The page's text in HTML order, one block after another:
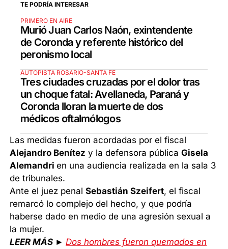
TE PODRÍA INTERESAR
PRIMERO EN AIRE
Murió Juan Carlos Naón, exintendente
de Coronda y referente histórico del
peronismo local
AUTOPISTA ROSARIO-SANTA FE
Tres ciudades cruzadas por el dolor tras
un choque fatal: Avellaneda, Paraná y
Coronda lloran la muerte de dos
médicos oftalmólogos
Las medidas fueron acordadas por el fiscal
Alejandro Benítez y la defensora públicaGisela
Alemandrien una audiencia realizada en la sala 3
de tribunales.
Ante el juez penalSebastián Szeifert, el fiscal
remarcó lo complejo del hecho, y que podría
haberse dado en medio de una agresión sexual a
la mujer.
LEER MÁS ►Dos hombres fueron quemados en